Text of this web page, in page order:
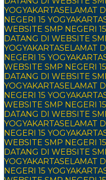
YOGYAKARTASELAMAT
NEGERI 15 YOGYAKARTA
WEBSITE SMP NEGERI
DATANG DI WEBSITE
YOGYAKARTASELAMAT
NEGERI 15 YOGYAKARTA
WEBSITE SMP NEGERI
DATANG DI WEBSITE
YOGYAKARTASELAMAT
NEGERI 15 YOGYAKARTA
WEBSITE SMP NEGERI
DATANG DI WEBSITE
YOGYAKARTASELAMAT
NEGERI 15 YOGYAKARTA
WEBSITE SMP NEGERI
DATANG DI WEBSITE
YOGYAKARTASELAMAT
NEGERI 15 YOGYAKARTA